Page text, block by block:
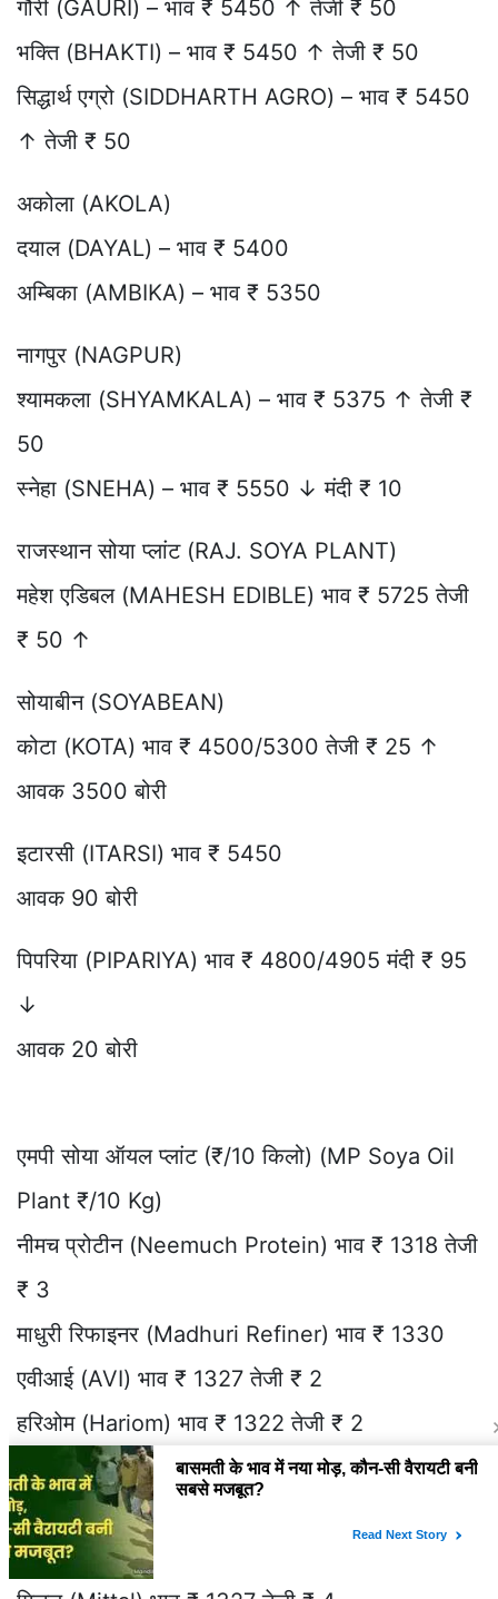
गौरी (GAURI) – भाव ₹ 5450 ↑ तेजी ₹ 50
भक्ति (BHAKTI) – भाव ₹ 5450 ↑ तेजी ₹ 50
सिद्धार्थ एग्रो (SIDDHARTH AGRO) – भाव ₹ 5450
↑ तेजी ₹ 50
अकोला (AKOLA)
दयाल (DAYAL) – भाव ₹ 5400
अम्बिका (AMBIKA) – भाव ₹ 5350
नागपुर (NAGPUR)
श्यामकला (SHYAMKALA) – भाव ₹ 5375 ↑ तेजी ₹
50
स्नेहा (SNEHA) – भाव ₹ 5550 ↓ मंदी ₹ 10
राजस्थान सोया प्लांट (RAJ. SOYA PLANT)
महेश एडिबल (MAHESH EDIBLE) भाव ₹ 5725 तेजी
₹ 50 ↑
सोयाबीन (SOYABEAN)
कोटा (KOTA) भाव ₹ 4500/5300 तेजी ₹ 25 ↑
आवक 3500 बोरी
इटारसी (ITARSI) भाव ₹ 5450
आवक 90 बोरी
पिपरिया (PIPARIYA) भाव ₹ 4800/4905 मंदी ₹ 95
↓
आवक 20 बोरी
एमपी सोया ऑयल प्लांट (₹/10 किलो) (MP Soya Oil
Plant ₹/10 Kg)
नीमच प्रोटीन (Neemuch Protein) भाव ₹ 1318 तेजी
₹ 3
माधुरी रिफाइनर (Madhuri Refiner) भाव ₹ 1330
एवीआई (AVI) भाव ₹ 1327 तेजी ₹ 2
हरिओम (Hariom) भाव ₹ 1322 तेजी ₹ 2
प्रकाश (Prakash) भाव ₹ 1325
विप्पी (Vippy) भाव ₹ 1334 तेजी ₹ 4
लिविंग फूड (Living Food) भाव ₹ 1329 तेजी ₹ 4